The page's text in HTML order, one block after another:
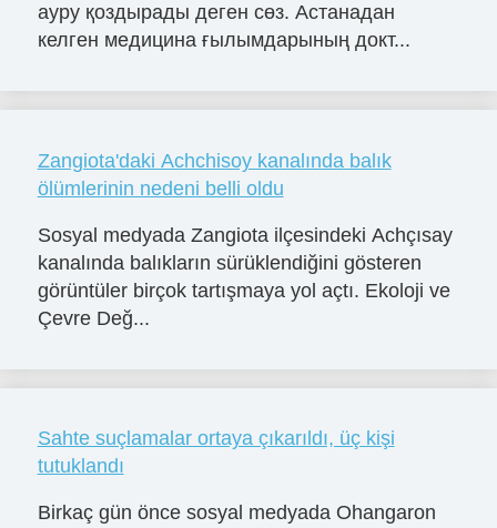
ауру қоздырады деген сөз. Астанадан
келген медицина ғылымдарының докт...
Zangiota'daki Achchisoy kanalında balık
ölümlerinin nedeni belli oldu
Sosyal medyada Zangiota ilçesindeki Achçısay
kanalında balıkların sürüklendiğini gösteren
görüntüler birçok tartışmaya yol açtı. Ekoloji ve
Çevre Değ...
Sahte suçlamalar ortaya çıkarıldı, üç kişi
tutuklandı
Birkaç gün önce sosyal medyada Ohangaron